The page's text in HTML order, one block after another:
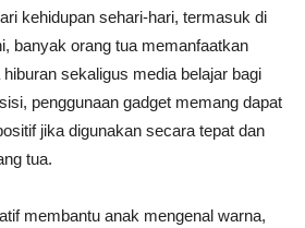
kehidupan sehari-hari, termasuk di
banyak orang tua memanfaatkan
sekaligus media belajar bagi
penggunaan gadget memang dapat
jika digunakan secara tepat dan
tua.
membantu anak mengenal warna,